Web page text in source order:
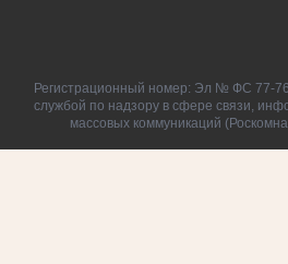
Регистрационный номер: Эл № ФС 77-
службой по надзору в сфере связи,
массовых коммуникаций